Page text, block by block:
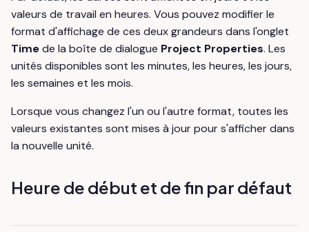
valeurs de travail en heures. Vous pouvez modifier le
format d'affichage de ces deux grandeurs dans l'onglet
Timede la boîte de dialogue Project Properties. Les
unités disponibles sont les minutes, les heures, les jours,
les semaines et les mois.
Lorsque vous changez l'un ou l'autre format, toutes les
valeurs existantes sont mises à jour pour s'afficher dans
la nouvelle unité.
Heure de début et de fin par défaut